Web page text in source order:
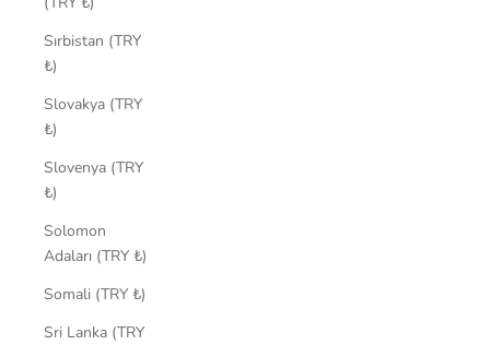
Sırbistan (TRY
₺)
Slovakya (TRY
₺)
Slovenya (TRY
₺)
Solomon
Adaları (TRY ₺)
Somali (TRY ₺)
Sri Lanka (TRY